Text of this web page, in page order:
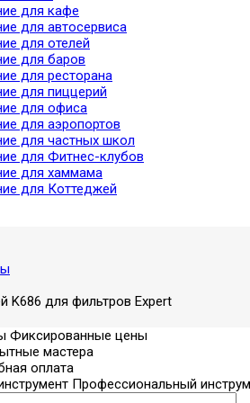
для кафе
для автосервиса
для отелей
для баров
для ресторана
для пиццерий
для офиса
для аэропортов
для частных школ
для Фитнес-клубов
для хаммама
для Коттеджей
K686 для фильтров Expert
Фиксированные цены
мастера
оплата
Профессиональный